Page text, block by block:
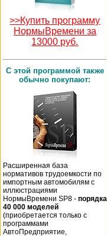
>>Купить программу
НормыВремени за
13000 руб.
С этой программой также
обычно покупают:
Расширенная база
нормативов трудоемкости по
импортным автомобилям с
иллюстрациями
НормыВремени SP8 - порядка
40 000 моделей
(приобретается только с
программами
АвтоПредприятие,